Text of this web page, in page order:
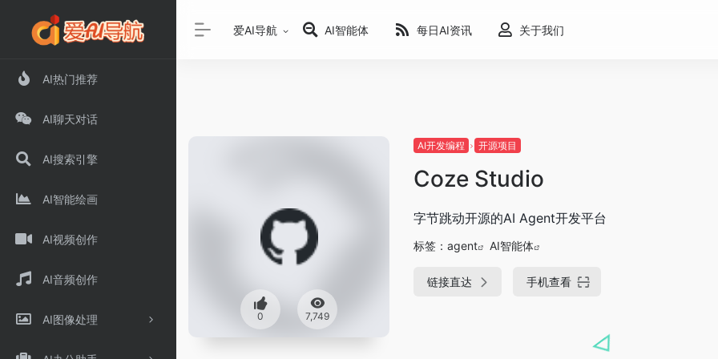
AI热门推荐
AI聊天对话
AI搜索引擎
AI智能绘画
AI视频创作
AI音频创作
AI图像处理
爱AI导航 AI智能体 每日AI资讯 关于我们
0 7,749
AI开发编程 开源项目
Coze Studio
字节跳动开源的AI Agent开发平台
标签： agent AI智能体
链接直达 手机查看